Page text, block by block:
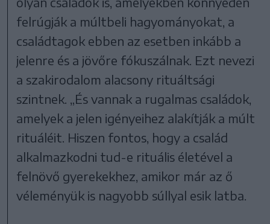
felrúgják a múltbeli hagyományokat, a
családtagok ebben az esetben inkább a
jelenre és a jövőre fókuszálnak. Ezt nevezi
a szakirodalom alacsony rituáltsági
szintnek. „És vannak a rugalmas családok,
amelyek a jelen igényeihez alakítják a múlt
rituáléit. Hiszen fontos, hogy a család
alkalmazkodni tud-e rituális életével a
felnövő gyerekekhez, amikor már az ő
véleményük is nagyobb súllyal esik latba.